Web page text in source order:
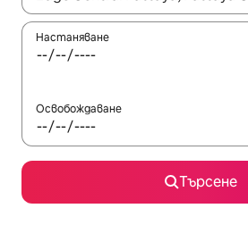
Настаняване
Освобождаване
Търсене